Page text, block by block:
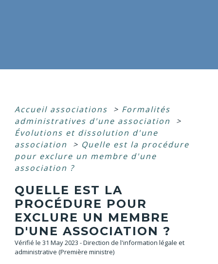
Accueil associations > Formalités
administratives d'une association
>
Évolutions et dissolution d'une
association
> Quelle est la procédure
pour exclure un membre d'une
association ?
QUELLE EST LA
PROCÉDURE POUR
EXCLURE UN MEMBRE
D'UNE ASSOCIATION ?
Vérifié le 31 May 2023 - Direction de l'information légale et
administrative (Première ministre)